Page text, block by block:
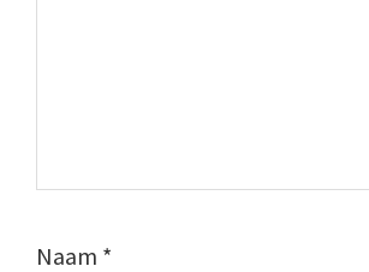
Naam *